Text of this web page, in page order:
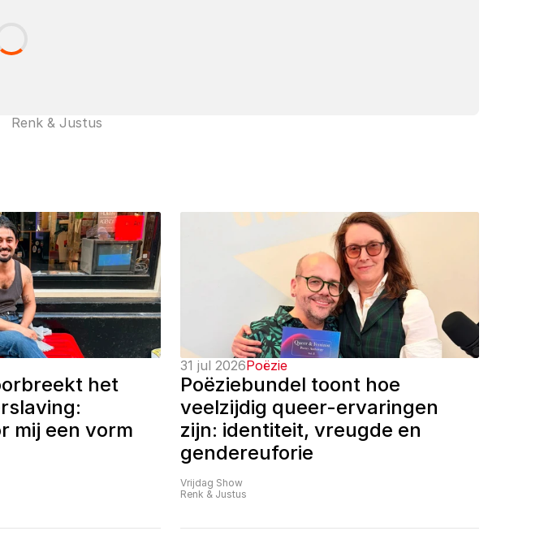
Renk & Justus
het
mij een vorm
31 jul 2026Poëzie
Poëziebundel toont hoe
veelzijdig queer-ervaringen
zijn: identiteit, vreugde en
gendereuforie
Vrijdag Show
Renk & Justus